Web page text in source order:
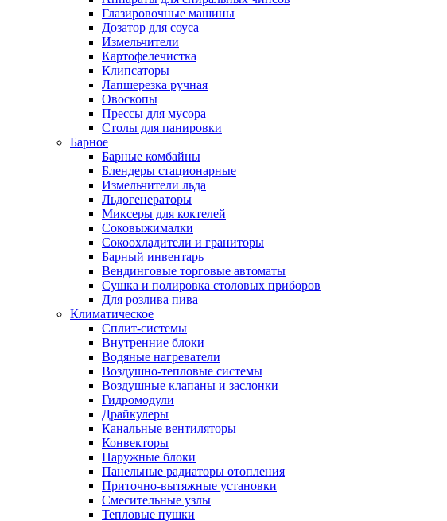
Глазировочные машины
Дозатор для соуса
Измельчители
Картофелечистка
Клипсаторы
Лапшерезка ручная
Овоскопы
Прессы для мусора
Столы для панировки
Барное
Барные комбайны
Блендеры стационарные
Измельчители льда
Льдогенераторы
Миксеры для коктелей
Соковыжималки
Сокоохладители и граниторы
Барный инвентарь
Вендинговые торговые автоматы
Сушка и полировка столовых приборов
Для розлива пива
Климатическое
Сплит-системы
Внутренние блоки
Водяные нагреватели
Воздушно-тепловые системы
Воздушные клапаны и заслонки
Гидромодули
Драйкулеры
Канальные вентиляторы
Конвекторы
Наружные блоки
Панельные радиаторы отопления
Приточно-вытяжные установки
Смесительные узлы
Тепловые пушки